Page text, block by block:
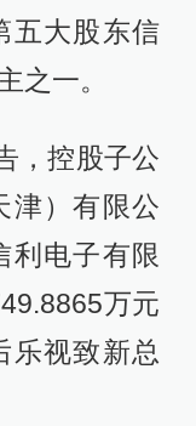
五大股东信
之一。
，控股子公
津）有限公
利电子有限
万元
乐视致新总